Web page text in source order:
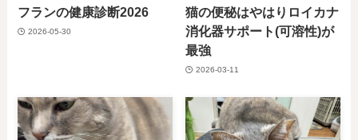
フランの健康診断2026
2026-05-30
猫の便秘はやはりロイカナ
消化器サポート(可溶性)が
最強
2026-03-11